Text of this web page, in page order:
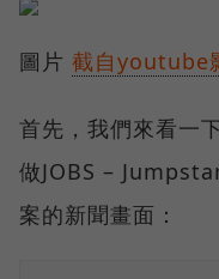
圖片 截自youtube
首先，我們來看一
做JOBS –
案的新聞畫面：